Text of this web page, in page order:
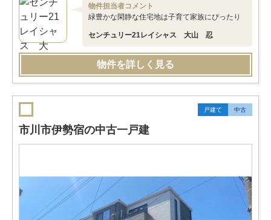
物件担当者コメント
緑豊かな閑静な住宅地は子育て家族にぴったり
センチュリー21レイシャス 大山 忍
物件を詳しく見る
戸建て 中古
市川市伊勢宿の中古一戸建